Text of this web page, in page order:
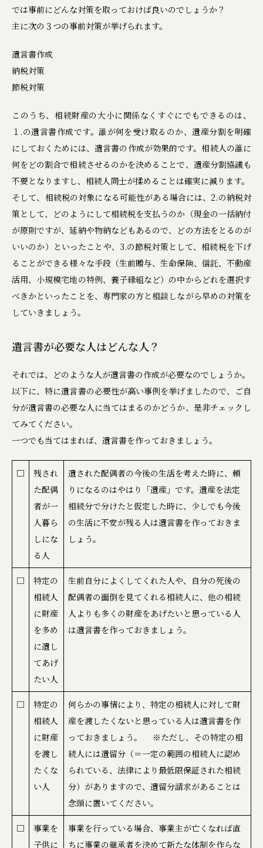
では事前にどんな対策を取っておけば良いのでしょうか？
主に次の３つの事前対策が挙げられます。
遺言書作成
納税対策
節税対策
このうち、相続財産の大小に関係なくすぐにでもできるのは、
１.の遺言書作成です。誰が何を受け取るのか、遺産分割を明確
にしておくためには、遺言書の作成が効果的です。相続人の誰に
何をどの割合で相続させるのかを決めることで、遺産分割協議も
不要となりますし、相続人同士が揉めることは確実に減ります。
そして、相続税の対象になる可能性がある場合には、2.の納税対
策として、どのようにして相続税を支払うのか（現金の一括納付
が原則ですが、延納や物納などもあるので、どの方法をとるのが
いいのか）といったことや、3.の節税対策として、相続税を下げ
ることができる様々な手段（生前贈与、生命保険、信託、不動産
活用、小規模宅地の特例、養子縁組など）の中からどれを選択す
べきかといったことを、専門家の方と相談しながら早めの対策を
していきましょう。
遺言書が必要な人はどんな人？
それでは、どのような人が遺言書の作成が必要なのでしょうか。
以下に、特に遺言書の必要性が高い事例を挙げましたので、ご自
分が遺言書の必要な人に当てはまるのかどうか、是非チェックし
てみてください。
一つでも当てはまれば、遺言書を作っておきましょう。
□
残され
た配偶
者が一
人暮ら
しにな
る人
遺された配偶者の今後の生活を考えた時に、頼
りになるのはやはり「遺産」です。遺産を法定
相続分で分けたと仮定した時に、少しでも今後
の生活に不安が残る人は遺言書を作っておきま
しょう。
□
特定の
相続人
に財産
を多め
に遺し
てあげ
たい人
生前自分によくしてくれた人や、自分の死後の
配偶者の面倒を見てくれる相続人に、他の相続
人よりも多くの財産をあげたいと思っている人
は遺言書を作っておきましょう。
□
特定の
相続人
に財産
を渡し
たくな
い人
何らかの事情により、特定の相続人に対して財
産を渡したくないと思っている人は遺言書を作
っておきましょう。 ※ただし、その特定の相
続人には遺留分（＝一定の範囲の相続人に認め
られている、法律により最低限保証された相続
分）がありますので、遺留分請求があることは
念頭に置いてください。
□
事業を
子供に
事業を行っている場合、事業主が亡くなれば直
ちに事業の継承者を決めて新たな体制を作らな